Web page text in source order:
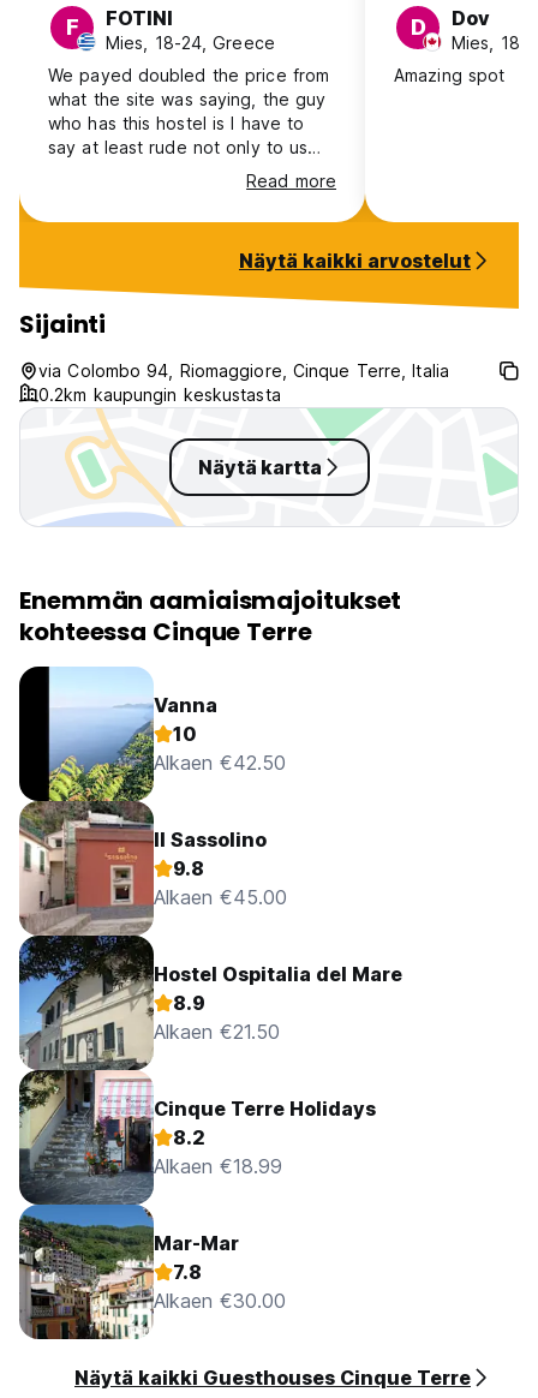
F FOTINI
Mies, 18-24, Greece
We payed doubled the price from
what the site was saying, the guy
who has this hostel is I have to
say at least rude not only to us
but to all the people who they
were staying with us, though I
have to say the location was
Read more
D Dov
Mies, 18-
Amazing spot
Näytä kaikki arvostelut
Sijainti
via Colombo 94, Riomaggiore, Cinque Terre, Italia
0.2km kaupungin keskustasta
Näytä kartta
Enemmän aamiaismajoitukset
kohteessa Cinque Terre
Vanna
10
Alkaen €42.50
Il Sassolino
9.8
Alkaen €45.00
Hostel Ospitalia del Mare
8.9
Alkaen €21.50
Cinque Terre Holidays
8.2
Alkaen €18.99
Mar-Mar
7.8
Alkaen €30.00
Näytä kaikki Guesthouses Cinque Terre